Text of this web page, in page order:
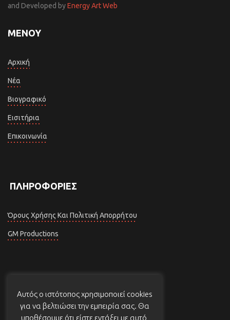
and Developed byEnergy Art Web
ΜΕΝΟΎ
Αρχική
Νέα
Βιογραφικό
Εισιτήρια
Επικοινωνία
ΠΛΗΡΟΦΟΡΊΕΣ
Όρους Χρήσης Και Πολιτική Απορρήτου
GM Productions
Αμέτι Μουχαμέτι – Κωμωδία Της Χρονιάς
Αυτός ο ιστότοπος χρησιμοποιεί cookies
για να βελτιώσει την εμπειρία σας. Θα
υποθέσουμε ότι είστε εντάξει με αυτό,